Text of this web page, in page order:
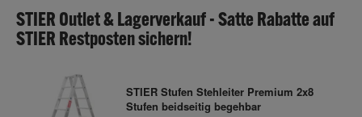
STIER Outlet & Lagerverkauf - Satte Rabatte auf
STIER Restposten sichern!
STIER Stufen Stehleiter Premium 2x8
Stufen beidseitig begehbar